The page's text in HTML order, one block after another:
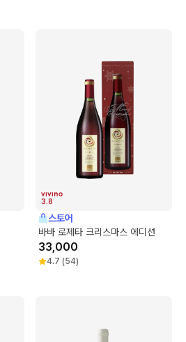
3.8
스토어
바바 로제타 크리스마스 에디션
33,000
4.7 (54)